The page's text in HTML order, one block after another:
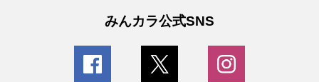
みんカラ公式SNS